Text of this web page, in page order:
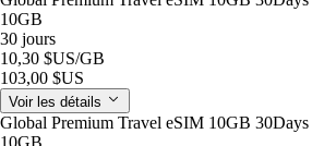
10GB
30 jours
10,30 $US/GB
103,00 $US
Voir les détails
Global Premium Travel eSIM 10GB 30Days
10GB